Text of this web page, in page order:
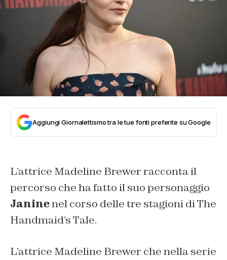
Aggiungi Giornalettismo tra le tue fonti preferite su Google
L’attrice Madeline Brewer racconta il
percorso che ha fatto il suo personaggio
Janinenel corso delle tre stagioni di The
Handmaid’s Tale.
L’attrice Madeline Brewer che nella serie